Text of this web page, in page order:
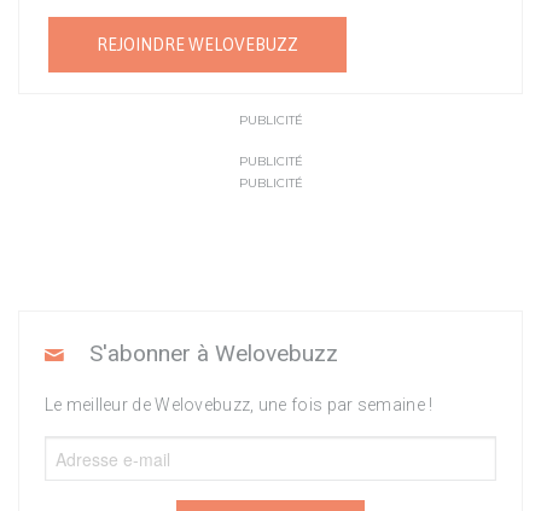
REJOINDRE WELOVEBUZZ
PUBLICITÉ
PUBLICITÉ
PUBLICITÉ
S'abonner à Welovebuzz
Le meilleur de Welovebuzz, une fois par semaine !